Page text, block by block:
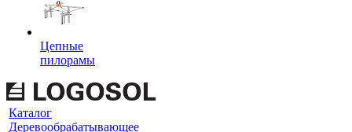
Цепные
пилорамы
Каталог
Деревообрабатывающее